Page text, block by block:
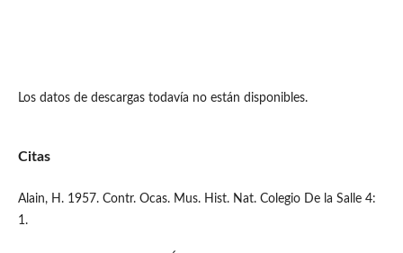
Los datos de descargas todavía no están disponibles.
Citas
Alain, H. 1957. Contr. Ocas. Mus. Hist. Nat. Colegio De la Salle 4:
1.